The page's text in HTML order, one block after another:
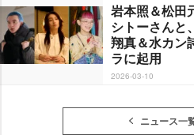
本照＆松田
シトーさん
翔真＆水カン
ラに起用
2026-03-10
ニュース一